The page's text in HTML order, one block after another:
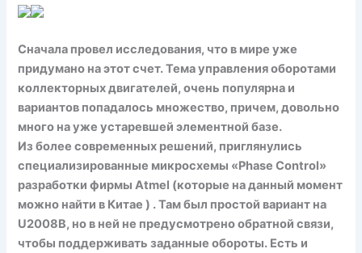
Сначала провел исследования, что в мире уже
придумано на этот счет. Тема управления оборотами
коллекторных двигателей, очень популярна и
вариантов попадалось множество, причем, довольно
много на уже устаревшей элементной базе.
Из более современных решений, приглянулись
специализированные микросхемы «Phase Control»
разработки фирмы Atmel (которые на данный момент
можно найти в Китае ) . Там был простой вариант на
U2008B, но в ней не предусмотрено обратной связи,
чтобы поддерживать заданные обороты. Есть и